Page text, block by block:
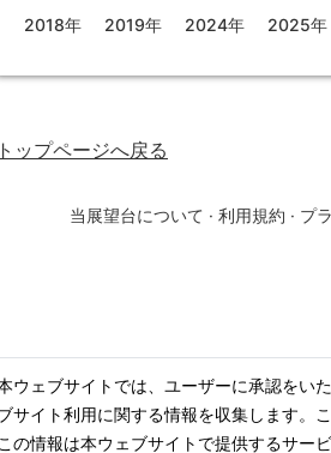
ウェブサイトでは、ユーザーに承認をい
サイト利用に関する情報を収集します。
この情報は本ウェブサイトで提供するサー
2018年 2019年 2024年 2025年
トップページへ戻る
当展望台について · 利用規約 · プ